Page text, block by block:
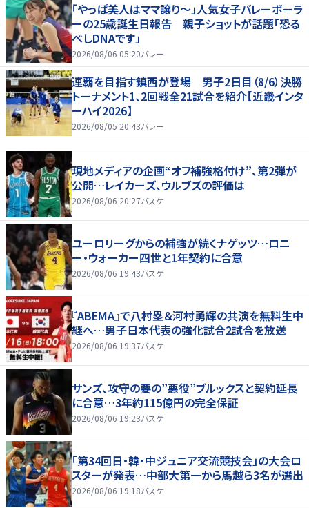
「やっぱ美人はママ譲り～」人気女子バレーボーラ
ーの25歳誕生日報告 親子ショットが話題「恐る
べしDNAです」
2026/08/06 05:20バレー
連覇を目指す鎮西が登場 男子2日目（8/6）決勝
トーナメント1、2回戦全21試合を紹介【近畿インタ
ーハイ2026】
2026/08/05 20:43バレー
現地メディアの企画“オフ補強格付け”、第2弾が
公開…レイカーズ、ウルブズの評価は
2026/08/06 20:27バスケ
ユーロリーグからの補強が続くナゲッツ…ロニ
ー・ウォーカー四世と1年契約に合意
2026/08/06 19:43バスケ
『ABEMA』で八村塁＆河村勇輝の共演を無料生中
継へ…男子日本代表の強化試合2試合を放送
2026/08/06 19:37バスケ
サンズ、攻守の要の”悪役”ブルックスと契約延長
に合意…3年約115億円の完全保証
2026/08/06 19:23バスケ
「第34回日・韓・中ジュニア交流競技会」の大会ロ
スターが発表…中部大第一から馬越ら3名が選出
2026/08/06 19:18バスケ